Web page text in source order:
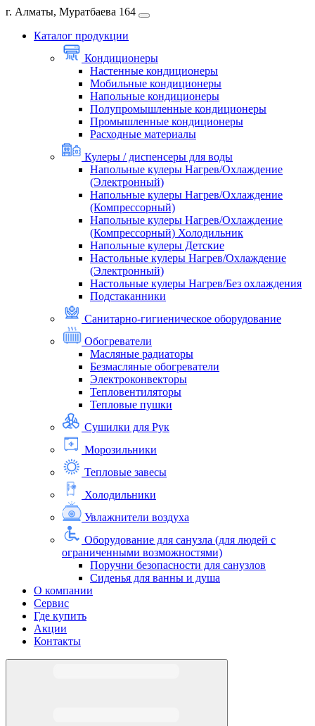
г. Алматы, Муратбаева 164
Каталог продукции
Кондиционеры
Настенные кондиционеры
Мобильные кондиционеры
Напольные кондиционеры
Полупромышленные кондиционеры
Промышленные кондиционеры
Расходные материалы
Кулеры / диспенсеры для воды
Напольные кулеры Нагрев/Охлаждение
(Электронный)
Напольные кулеры Нагрев/Охлаждение
(Компрессорный)
Напольные кулеры Нагрев/Охлаждение
(Компрессорный) Холодильник
Напольные кулеры Детские
Настольные кулеры Нагрев/Охлаждение
(Электронный)
Настольные кулеры Нагрев/Без охлаждения
Подстаканники
Санитарно-гигиеническое оборудование
Обогреватели
Масляные радиаторы
Безмасляные обогреватели
Электроконвекторы
Тепловентиляторы
Тепловые пушки
Сушилки для Рук
Морозильники
Тепловые завесы
Холодильники
Увлажнители воздуха
Оборудование для санузла (для людей с
ограниченными возможностями)
Поручни безопасности для санузлов
Сиденья для ванны и душа
О компании
Сервис
Где купить
Акции
Контакты